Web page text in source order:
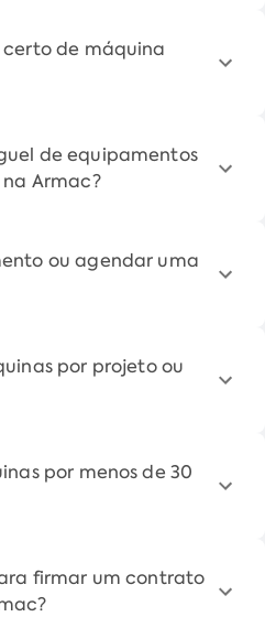
de máquina
de equipamentos
Armac?
ou agendar uma
por projeto ou
por menos de 30
firmar um contrato